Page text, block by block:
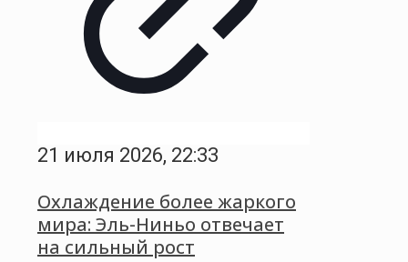
21 июля 2026, 22:33
Охлаждение более жаркого
мира: Эль-Ниньо отвечает
на сильный рост